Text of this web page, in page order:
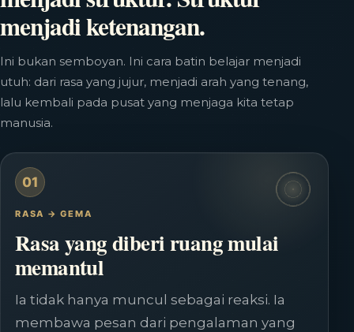
menjadi ketenangan.
Ini bukan semboyan. Ini cara batin belajar menjadi
utuh: dari rasa yang jujur, menjadi arah yang tenang,
lalu kembali pada pusat yang menjaga kita tetap
manusia.
01
RASA → GEMA
Rasa yang diberi ruang mulai
memantul
Ia tidak hanya muncul sebagai reaksi. Ia
membawa pesan dari pengalaman yang